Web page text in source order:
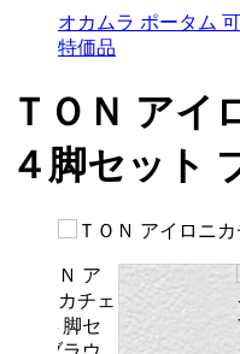
オカムラ ポータム
特価品
ＴＯＮ アイ
４脚セット